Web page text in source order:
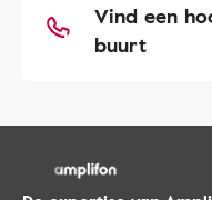
Vind een
buurt